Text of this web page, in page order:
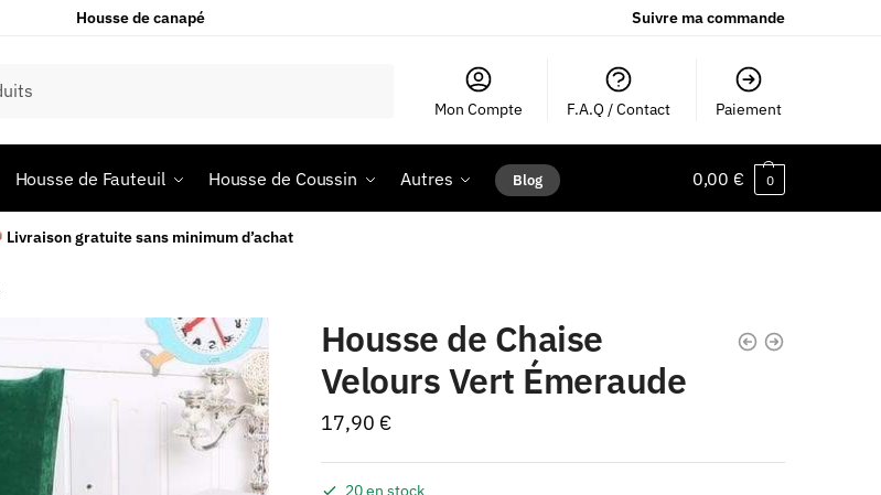
Housse de canapé Suivre ma commande
Mon Compte F.A.Q / Contact Paiement
Housse de Fauteuil Housse de Coussin Autres Blog 0,00 € 0
Livraison gratuite sans minimum d’achat
Housse de Chaise
Velours Vert Émeraude
17,90 €
20 en stock